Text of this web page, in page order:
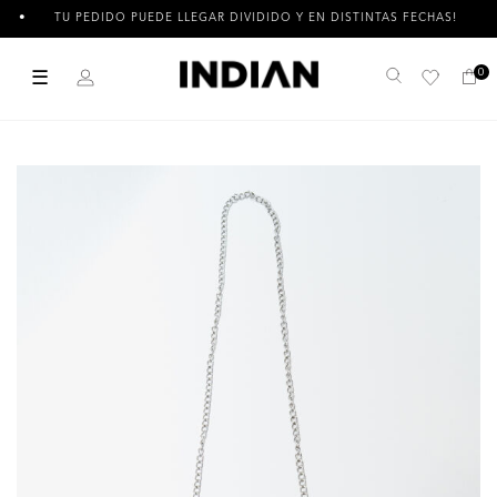
TU PEDIDO PUEDE LLEGAR DIVIDIDO Y EN DISTINTAS FECHAS!
☰ Buscar 0